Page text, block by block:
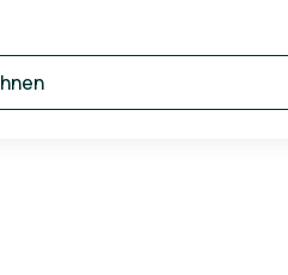
with maximum comfort and